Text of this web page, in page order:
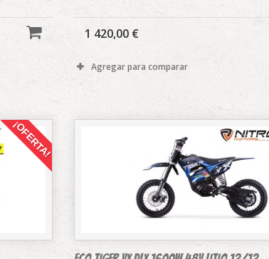
1 420,00 €
Agregar para comparar
¡OFERTA!